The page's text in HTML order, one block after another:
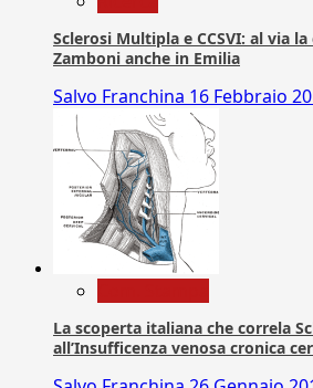
Sclerosi Multipla e CCSVI: al via
Zamboni anche in Emilia
Salvo Franchina 16 Febbraio
La scoperta italiana che correla
all’Insufficenza venosa cronica